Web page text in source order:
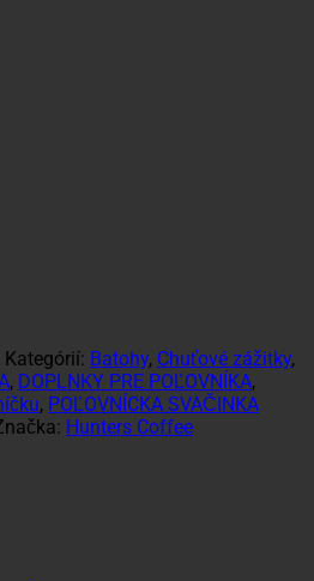
Kategórií: Batohy, Chuťové zážitky,
, DOPLNKY PRE POĽOVNÍKA,
, POĽOVNÍCKA SVAČINKA
Hunters Coffee